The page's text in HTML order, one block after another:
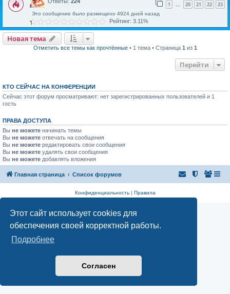
Этот сайт использует cookies для
обеспечения своей корректной работы.
Подробнее
Согласен
1 … 20 21 22 23
Это сообщение было размещено 4924 дней назад
Рейтинг: 3.11%
Новая тема
Отметить все темы как прочтённые• 1 тема • Страница 1 из 1
Перейти
КТО СЕЙЧАС НА КОНФЕРЕНЦИИ
Сейчас этот форум просматривают: нет зарегистрированных пользователей и 1
гость
ПРАВА ДОСТУПА
Вы не можете начинать темы
Вы не можете отвечать на сообщения
Вы не можете редактировать свои сообщения
Вы не можете удалять свои сообщения
Вы не можете добавлять вложения
Главная страница Список форумов
Конфиденциальность| Правила